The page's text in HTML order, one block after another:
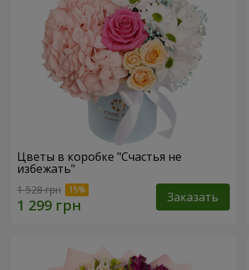
Цветы в коробке "Счастья не
избежать"
1 528 грн Заказать